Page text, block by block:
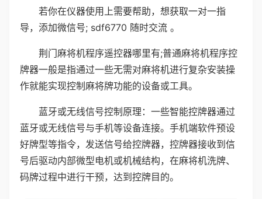
若你在仪器使用上需要帮助，想获取一对一指
导，添加微信号; sdf6770 随时交流 。
荆门麻将机程序遥控器哪里有;普通麻将机程序控
牌器一般是指通过一些无需对麻将机进行复杂安装操
作就能实现控制麻将牌功能的设备或工具。
蓝牙或无线信号控制原理：一些智能控牌器通过
蓝牙或无线信号与手机等设备连接。手机端软件预设
好牌型等指令，发送信号给控牌器，控牌器接收到信
号后驱动内部微型电机或机械结构，在麻将机洗牌、
码牌过程中进行干预，达到控牌目的。